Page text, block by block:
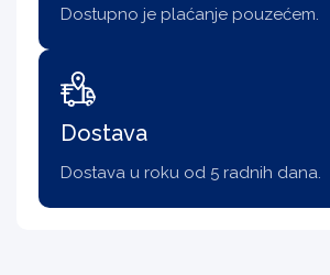
Dostupno je plaćanje pouzećem.
Dostava
Dostava u roku od 5 radnih dana.